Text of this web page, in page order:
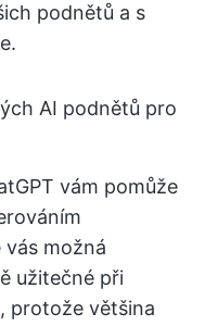
podnětů a s
AI podnětů pro
vám pomůže
možná
užitečné při
protože většina